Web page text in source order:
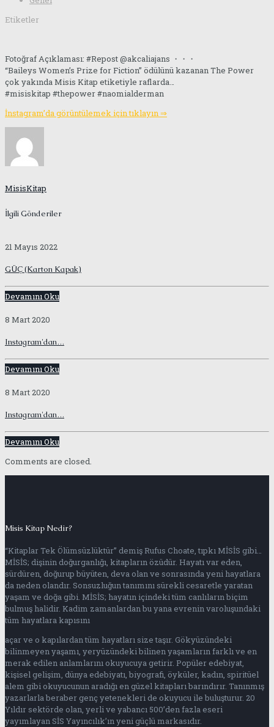
Etiketler
Fotoğraf Açıklaması: #Repost @akcaliajans ・・・
“Baileys Women’s Prize for Fiction” ödülünü kazanan The Power
çok yakında Misis Kitap etiketiyle raflarda…
#misiskitap #thepower #naomialderman
İnstagram’da görüntülemek için tıklayın ⇒
MisisKitap
İlgili Gönderiler
21 Mayıs 2022
GÜÇ (Karton Kapak)
Devamını Oku
8 Mart 2020
Instagram'dan…
Devamını Oku
8 Mart 2020
Instagram'dan…
Devamını Oku
Comments are closed.
Misis Kitap Nedir?
“Kitaplar Tek Ölümsüzlüktür” demiş Rufus Choate, tıpkı MİSİS gibi…
MİSİS; dişinin doğurganlığı, kitapların özüdür. Hayatı var eden,
sürdüren, doğurup büyüten, deva olan ve sonrasında yeni hayatlara
da neden olandır. Sonsuzluğun tanımını sürekli cesaretle yaratan
yaşam ve doğa gibi. MİSİS; hayatın içindeki tüm canlıların biçim
bulmuş halidir. Kadim zamanlardan bu yana evrenin varoluşundaki
tüm hayatlara kapısını
açar ve o kapılardan tüm hayatları size taşır. Gökyüzündeki
bilinmeyen yaşamı, yeryüzündeki bilinen yaşamların farklı ve en
merak edilen anlamlarını okuyucuya getirir. Popüler edebiyat,
kişisel gelişim, dünya edebiyatı, biyografi, öyküler, kadın, spiritüel
alem gibi okuyucunun aradığı en güzel kitapları barındırır. Tanınmış
yazarlarla beraber genç yetenekleri de okuyucu ile buluşturur. 20
Yıldır sektörde olan, yerli ve yabancı 500’den fazla eseri
yayımlayan SİS Yayıncılık’ın yeni güçlü markasıdır.